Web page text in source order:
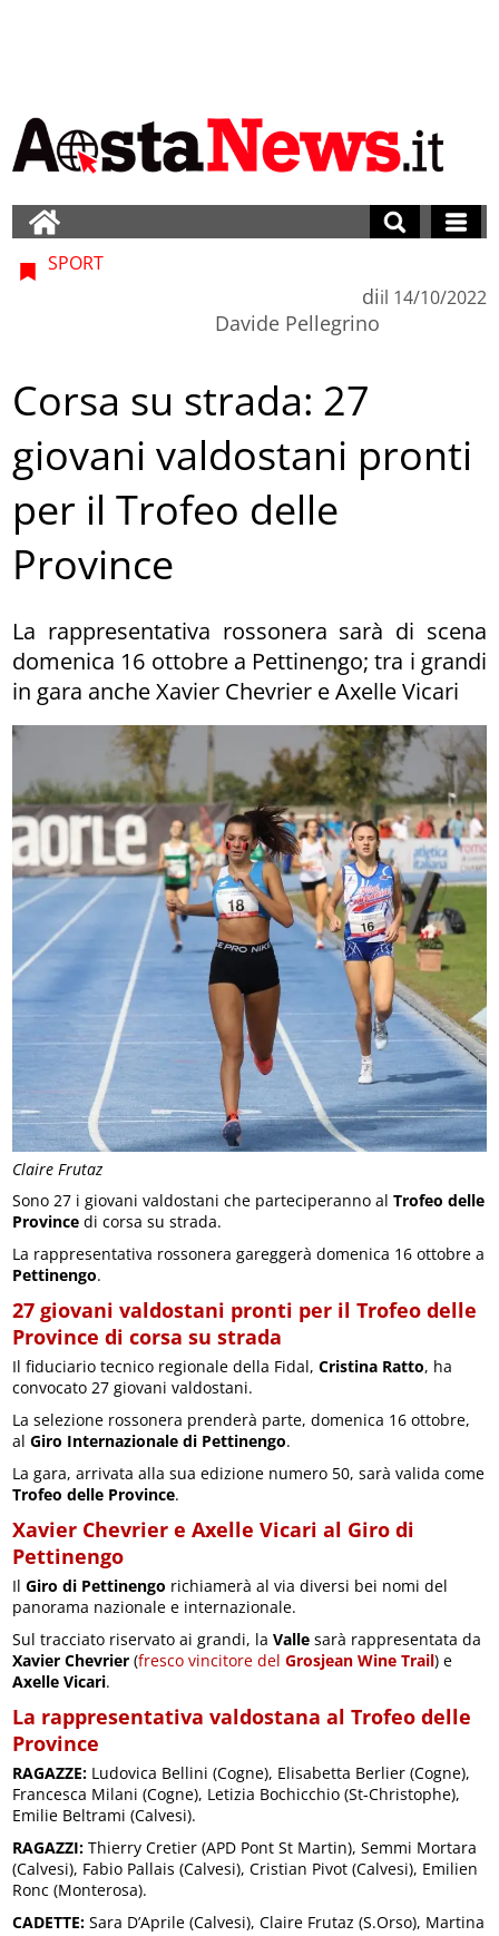
Claire Frutaz
SPORT
di
Davide Pellegrino
il 14/10/2022
Corsa su strada: 27
giovani valdostani pronti
per il Trofeo delle
Province
La rappresentativa rossonera sarà di scena
domenica 16 ottobre a Pettinengo; tra i grandi
in gara anche Xavier Chevrier e Axelle Vicari
Sono 27 i giovani valdostani che parteciperanno alTrofeo delle
Province di corsa su strada.
La rappresentativa rossonera gareggerà domenica 16 ottobre a
Pettinengo.
27 giovani valdostani pronti per il Trofeo delle
Province di corsa su strada
Il fiduciario tecnico regionale della Fidal,Cristina Ratto, ha
convocato 27 giovani valdostani.
La selezione rossonera prenderà parte, domenica 16 ottobre,
alGiro Internazionale di Pettinengo.
La gara, arrivata alla sua edizione numero 50, sarà valida come
Trofeo delle Province.
Xavier Chevrier e Axelle Vicari al Giro di
Pettinengo
IlGiro di Pettinengo richiamerà al via diversi bei nomi del
panorama nazionale e internazionale.
Sul tracciato riservato ai grandi, laValle sarà rappresentata da
Xavier Chevrier (fresco vincitore delGrosjean Wine Trail) e
Axelle Vicari.
La rappresentativa valdostana al Trofeo delle
Province
RAGAZZE: Ludovica Bellini (Cogne), Elisabetta Berlier (Cogne),
Francesca Milani (Cogne), Letizia Bochicchio (St-Christophe),
Emilie Beltrami (Calvesi).
RAGAZZI: Thierry Cretier (APD Pont St Martin), Semmi Mortara
(Calvesi), Fabio Pallais (Calvesi), Cristian Pivot (Calvesi), Emilien
Ronc (Monterosa).
CADETTE: Sara D’Aprile (Calvesi), Claire Frutaz (S.Orso), Martina